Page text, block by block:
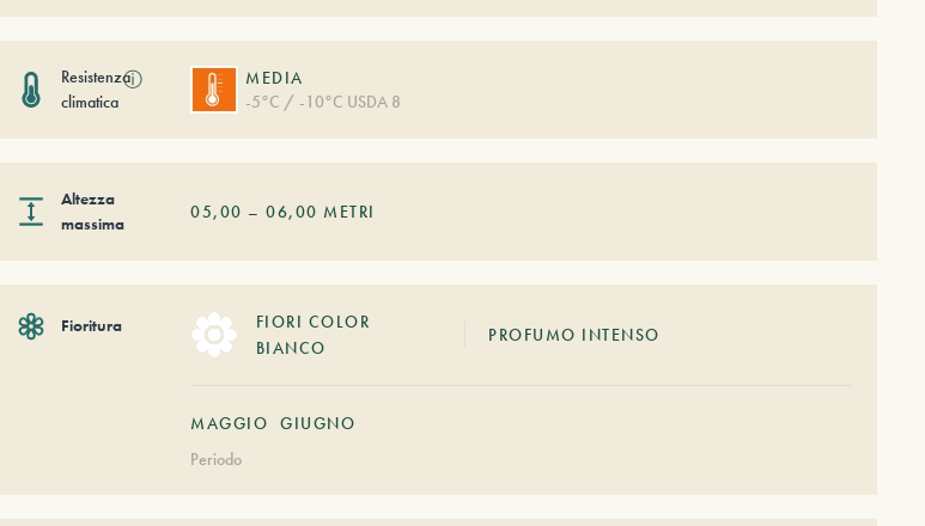
Resistenza
climatica
ⓘ
MEDIA
-5°C / -10°C USDA 8
Altezza
massima
05,00 –06,00 METRI
Fioritura
FIORI COLOR
BIANCO
PROFUMO INTENSO
MAGGIO
GIUGNO
Periodo